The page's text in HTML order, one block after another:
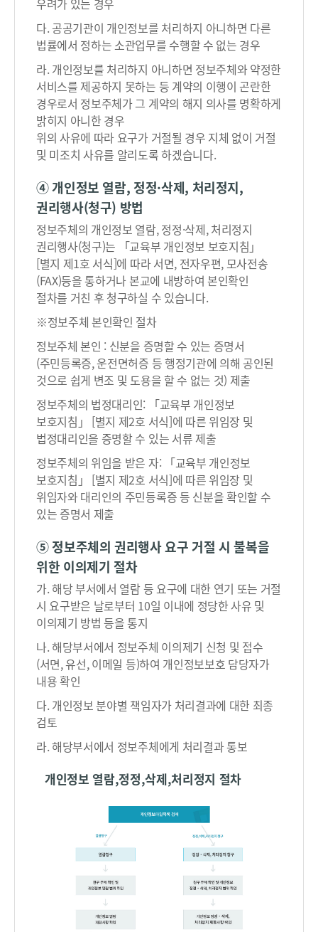
우려가 있는 경우
다. 공공기관이 개인정보를 처리하지 아니하면 다른
법률에서 정하는 소관업무를 수행할 수 없는 경우
라. 개인정보를 처리하지 아니하면 정보주체와 약정한
서비스를 제공하지 못하는 등 계약의 이행이 곤란한
경우로서 정보주체가 그 계약의 해지 의사를 명확하게
밝히지 아니한 경우
위의 사유에 따라 요구가 거절될 경우 지체 없이 거절
및 미조치 사유를 알리도록 하겠습니다.
④ 개인정보 열람, 정정·삭제, 처리정지,
권리행사(청구) 방법
정보주체의 개인정보 열람, 정정·삭제, 처리정지
권리행사(청구)는 「교육부 개인정보 보호지침」
[별지 제1호 서식]에 따라 서면, 전자우편, 모사전송
(FAX)등을 통하거나 본교에 내방하여 본인확인
절차를 거친 후 청구하실 수 있습니다.
※정보주체 본인확인 절차
정보주체 본인 : 신분을 증명할 수 있는 증명서
(주민등록증, 운전면허증 등 행정기관에 의해 공인된
것으로 쉽게 변조 및 도용을 할 수 없는 것) 제출
정보주체의 법정대리인: 「교육부 개인정보
보호지침」 [별지 제2호 서식]에 따른 위임장 및
법정대리인을 증명할 수 있는 서류 제출
정보주체의 위임을 받은 자: 「교육부 개인정보
보호지침」 [별지 제2호 서식]에 따른 위임장 및
위임자와 대리인의 주민등록증 등 신분을 확인할 수
있는 증명서 제출
⑤ 정보주체의 권리행사 요구 거절 시 불복을
위한 이의제기 절차
가. 해당 부서에서 열람 등 요구에 대한 연기 또는 거절
시 요구받은 날로부터 10일 이내에 정당한 사유 및
이의제기 방법 등을 통지
나. 해당부서에서 정보주체 이의제기 신청 및 접수
(서면, 유선, 이메일 등)하여 개인정보보호 담당자가
내용 확인
다. 개인정보 분야별 책임자가 처리결과에 대한 최종
검토
라. 해당부서에서 정보주체에게 처리결과 통보
개인정보 열람,정정,삭제,처리정지 절차
허
용
/
제
한
/
연
기
)
→
열
람
,
또
는
열
람
결
정
통
지
(
거
부
)
개
인
정
보
일
목
록
검
색
정
정
삭
,
처
리
정